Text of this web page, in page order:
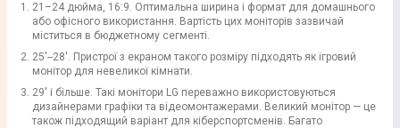
21–24 дюйма, 16:9. Оптимальна ширина і формат для домашнього
або офісного використання. Вартість цих моніторів зазвичай
міститься в бюджетному сегменті.
25'--28'. Пристрої з екраном такого розміру підходять як ігровий
монітор для невеликої кімнати.
29' і більше. Такі монітори LG переважно використовуються
дизайнерами графіки та відеомонтажерами. Великий монітор — це
також підходящий варіант для кіберспортсменів. Багато